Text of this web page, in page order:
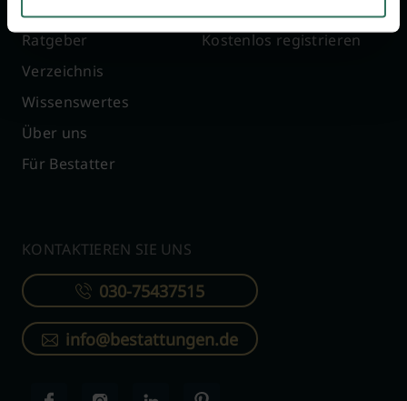
Ratgeber
Verzeichnis
Wissenswertes
Über uns
Für Bestatter
Kostenlos registrieren
KONTAKTIEREN SIE UNS
030-75437515
info@bestattungen.de